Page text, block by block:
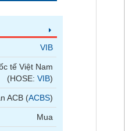
VIB
tế Việt Nam
(HOSE:VIB)
ACB (ACBS)
Mua